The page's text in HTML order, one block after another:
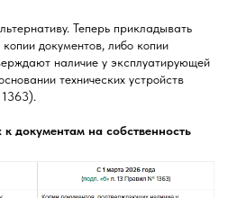
Теперь прикладывать
документов, либо копии
наличие у эксплуатирующей
технических устройств
документам на собственность